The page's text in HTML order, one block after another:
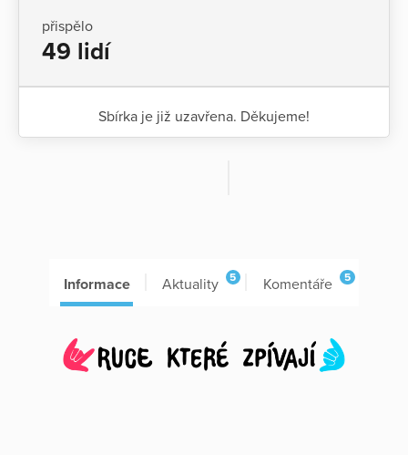
přispělo
49 lidí
Sbírka je již uzavřena. Děkujeme!
Informace Aktuality 5 Komentáře 5